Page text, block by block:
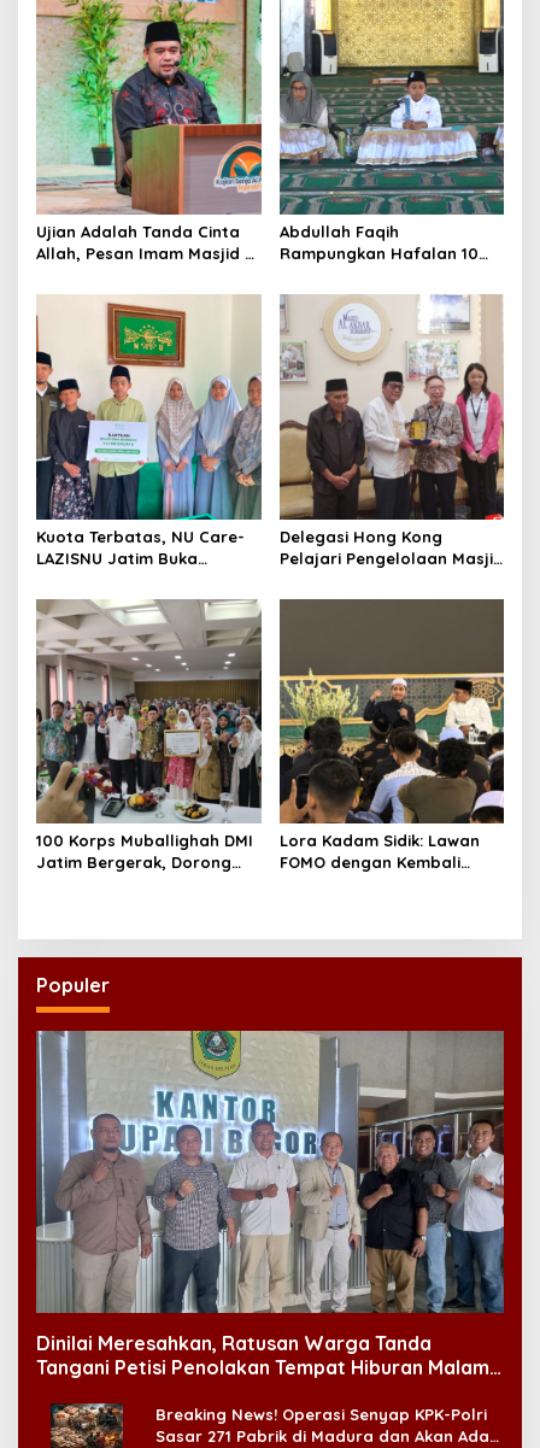
g
a
t
i
o
n
Ujian Adalah Tanda Cinta
Allah, Pesan Imam Masjid Al
Abdullah Faqih
Rampungkan Hafalan 10
Tahfidz
Kuota Terbatas, NU Care-
LAZISNU Jatim Buka
Delegasi Hong Kong
Pelajari Pengelolaan Masjid
100 Korps Muballighah DMI
Jatim Bergerak, Dorong
Lora Kadam Sidik: Lawan
FOMO dengan Kembali
Populer
Dinilai Meresahkan, Ratusan Warga Tanda
Tangani Petisi Penolakan Tempat Hiburan Malam
Breaking News! Operasi Senyap KPK-Polri
Sasar 271 Pabrik di Madura dan Akan Ada